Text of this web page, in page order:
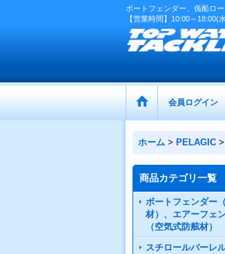
ボートフェンダー、係船ロ
【営業時間】10:00～18:00(
会員ログイン
ホーム > PELAGIC >
商品カテゴリ一覧
ボートフェンダー
材）、エアーフェ
（空気式防舷材）
スチロールバーレ